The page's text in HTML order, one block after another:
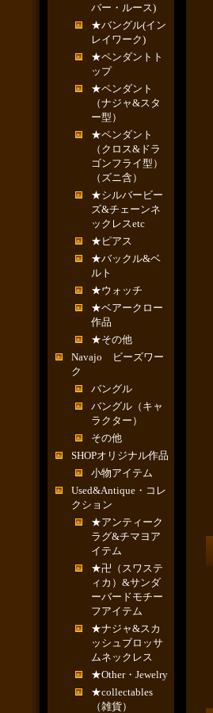
バー・ルース)
★バングル(イン
レイワーク)
★ペンダントト
ップ
★ペンダント
（ナジャ&スタ
ー型）
★ペンダント
（クロス&ドラ
ゴンフライ型）
（ズニ含）
★シルバービー
ズ&チェーンネ
ックレスetc
★ピアス
★バックル&ベ
ルト
★ウォッチ
★ベアークロー
作品
★その他
Navajo ビーズワー
ク
バングル
バングル（キャ
ラクター）
その他
SHOPオリジナル作品
小物アイテム
Used&Antique・コレ
クション
★アンティーク
ラグ&チマヨア
イテム
★卍（スワステ
ィカ）&サンダ
ーバードモチー
フアイテム
★ナジャ&スカ
ッシュブロッサ
ムネックレス
★Other・Jewelry
★collectables
（雑貨）